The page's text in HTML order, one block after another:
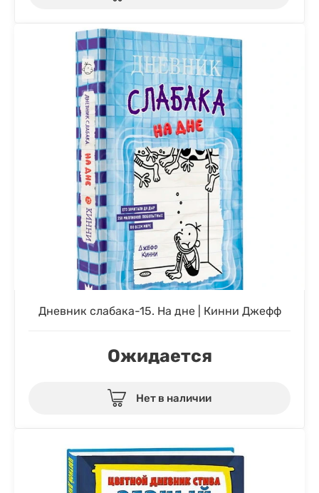
Дневник слабака-15. На дне | Кинни Джефф
Ожидается
Нет в наличии